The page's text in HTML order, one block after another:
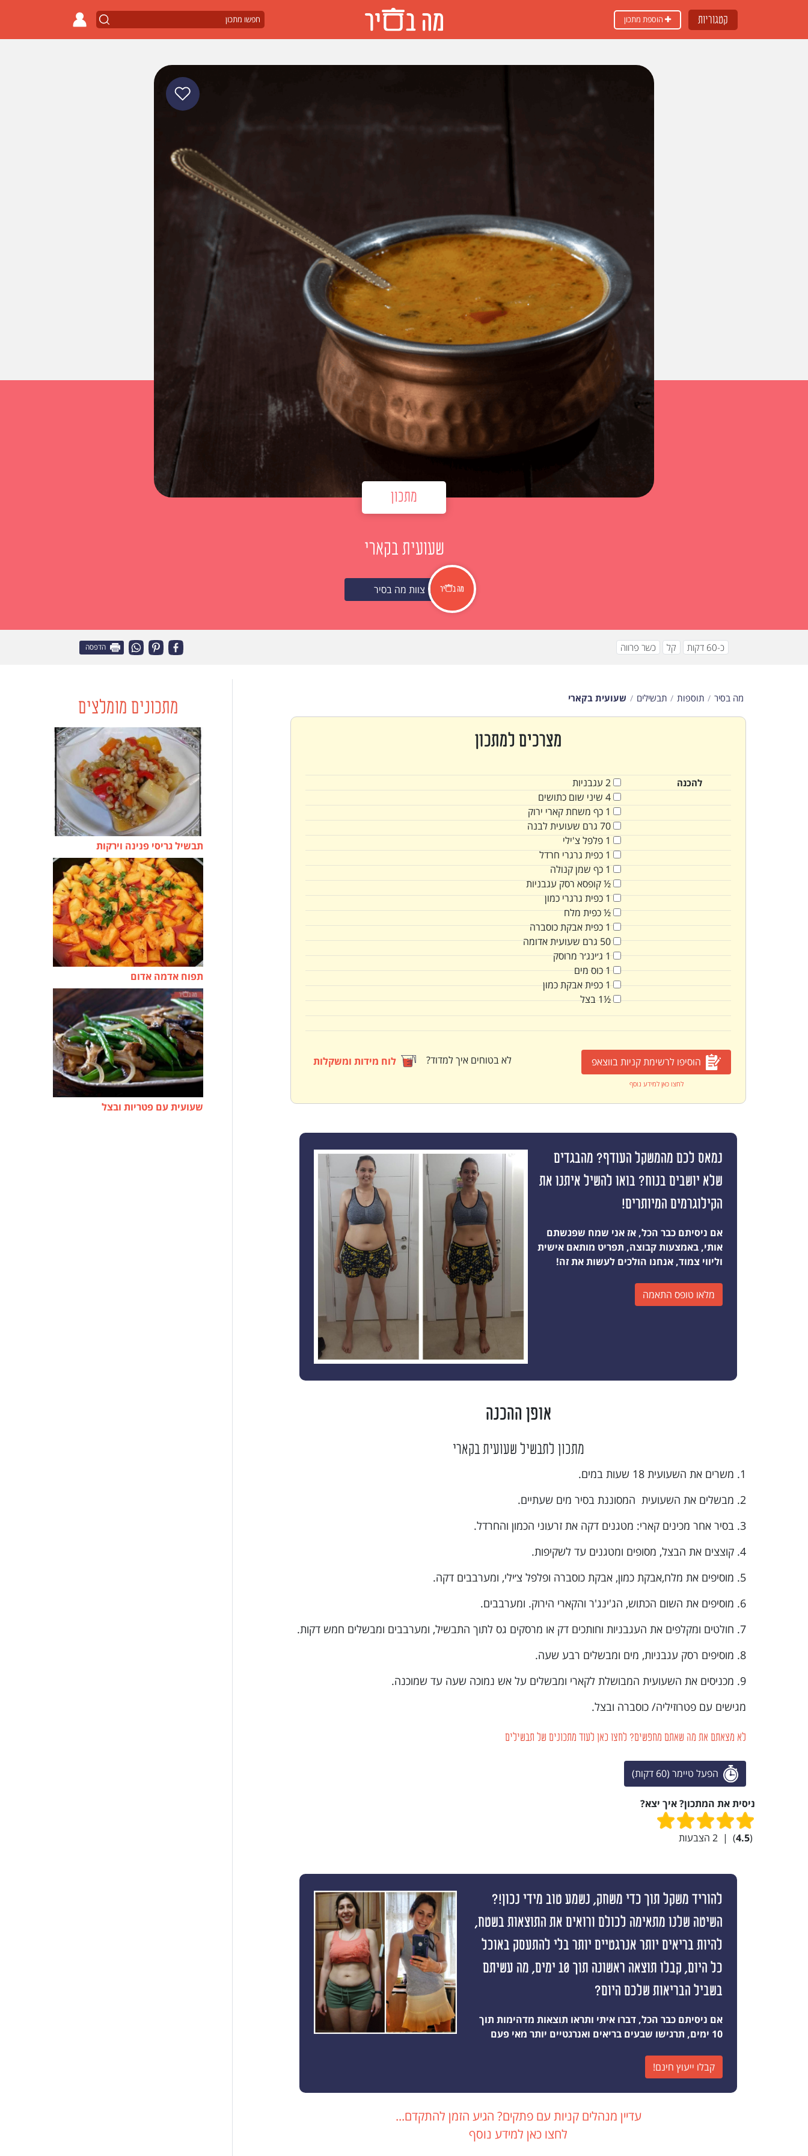
קטגוריות
מתכון
שעועית בקארי
צוות מה בסיר
כ-60 דקות קל כשר פרווה הדפסה
מה בסיר תוספות תבשילים שעועית בקארי
מצרכים למתכון
להכנה 2 עגבניות
4 שיני שום כתושים
1 כף משחת קארי ירוק
70 גרם שעועית לבנה
1 פלפל צ'ילי
1 כפית גרגרי חרדל
1 כף שמן קנולה
½קופסא רסק עגבניות
1 כפית גרגרי כמון
½כפית מלח
1 כפיתאבקת כוסברה
50 גרם שעועית אדומה
1 ג׳ינג׳ר מרוסק
1 כוס מים
1 כפיתאבקת כמון
½1
בצל
הוסיפו לרשימת קניות בווצאפ
לחצו כאן למידע נוסף
לא בטוחים איך למדוד? לוח מידות ומשקלות
נמאס לכם מהמשקל העודף? מהבגדים
שלא יושבים בנוח? בואו להשיל איתנו את
הקילוגרמים המיותרים!
אם ניסיתם כבר הכל, אז אני שמח שפגשתם
אותי, באמצעות קבוצה, תפריט מותאם אישית
וליווי צמוד, אנחנו הולכים לעשות את זה!
מלאו טופס התאמה
אופן ההכנה
מתכון לתבשיל שעועית בקארי
1. משרים את השעועית 18 שעות במים.
2. מבשלים את השעועית המסוננת בסיר מים שעתיים.
3. בסיר אחר מכינים קארי: מטגנים דקה את זרעוני הכמון והחרדל.
4. קוצצים את הבצל, מסופים ומטגנים עד לשקיפות.
5. מוסיפים את מלח,אבקת כמון, אבקת כוסברה ופלפל צ׳ילי, ומערבבים דקה.
6. מוסיפים את השום הכתוש, הג'ינג'ר והקארי הירוק. ומערבבים.
7. חולטים ומקלפים את העגבניות וחותכים דק או מרסקים גס לתוך התבשיל, ומערבבים ומבשלים חמש דקות.
8. מוסיפים רסק עגבניות, מים ומבשלים רבע שעה.
9. מכניסים את השעועית המבושלת לקארי ומבשלים על אש נמוכה שעה עד שמוכנה.
מגישים עם פטרוזיליה/ כוסברה ובצל.
לא מצאתם את מה שאתם מחפשים? לחצו כאן לעוד מתכונים של תבשילים
הפעל טיימר (60 דקות)
ניסית את המתכון? איך יצא?
(
4.5
)
|
2 הצבעות
להוריד משקל תוך כדי משחק, נשמע טוב מידי נכון!?
השיטה שלנו מתאימה לכולם ורואים את התוצאות בשטח,
להיות בריאים יותר אנרגטיים יותר בלי להתעסק באוכל
כל היום, קבלו תוצאה ראשונה תוך 10 ימים, מה עשיתם
בשביל הבריאות שלכם היום?
אם ניסיתם כבר הכל, דברו איתי ותראו תוצאות מדהימות תוך
10 ימים, תרגישו שבעים בריאים ואנרגטיים יותר מאי פעם
קבלו ייעוץ חינם!
עדיין מנהלים קניות עם פתקים? הגיע הזמן להתקדם...
לחצו כאן למידע נוסף
מתכונים מומלצים
תבשיל גריסי פנינה וירקות
תפוח אדמה אדום
שעועית עם פטריות ובצל